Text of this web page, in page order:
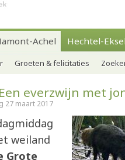
Achel Hechtel-
Groeten & felicitaties
everzwijn met
27 maart 2017
weiland
Grote